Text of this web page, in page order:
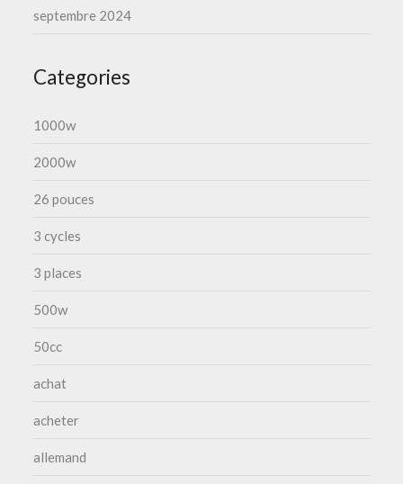
septembre 2024
Categories
1000w
2000w
26 pouces
3 cycles
3 places
500w
50cc
achat
acheter
allemand